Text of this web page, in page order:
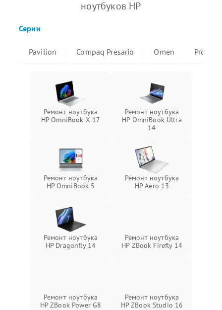
ноутбуков HP
Серии
Pavilion Compaq Presario Omen
Ремонт ноутбука
HP OmniBook X 17
Ремонт ноутбука
HP OmniBook Ultra
14
Ремонт ноутбука
HP OmniBook 5
Ремонт ноутбука
HP Aero 13
Ремонт ноутбука
HP Dragonfly 14
Ремонт ноутбука
HP ZBook Firefly 14
Ремонт ноутбука
HP ZBook Power G8
Ремонт ноутбука
HP ZBook Studio 16